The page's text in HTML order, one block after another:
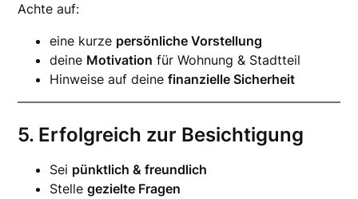
Achte auf:
eine kurze persönliche Vorstellung
deine Motivation für Wohnung & Stadtteil
Hinweise auf deinefinanzielle Sicherheit
5. Erfolgreich zur Besichtigung
Sei pünktlich & freundlich
Stellegezielte Fragen